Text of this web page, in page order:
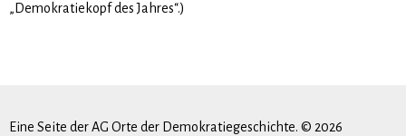
„Demokratiekopf des Jahres“.)
Eine Seite der AG Orte der Demokratiegeschichte. © 2026